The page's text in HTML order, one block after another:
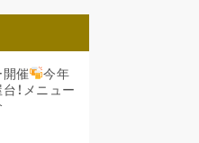
催
今年
！メニュー